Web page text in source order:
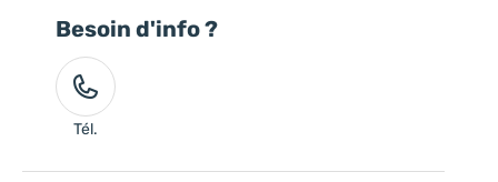
Besoin d'info ?
Tél.